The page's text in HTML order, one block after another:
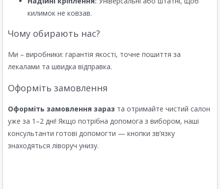
килимок не ковзав.
Чому обирають нас?
Ми – виробники: гарантія якості, точне пошиття за
лекалами та швидка відправка.
Оформіть замовлення
Оформіть замовлення зараз та отримайте чистий салон
уже за 1–2 дні! Якщо потрібна допомога з вибором, наші
консультанти готові допомогти — кнопки зв’язку
знаходяться ліворуч унизу.